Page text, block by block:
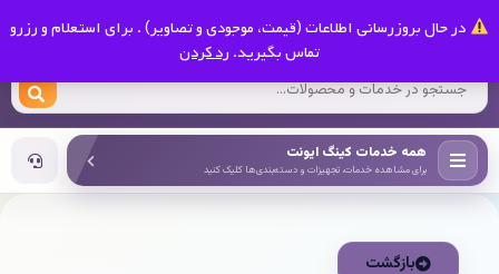
در حال بروزرسانی اطلاعات (قیمت، موجودی و تصاویر) . برای استعلام و رزرو
تماس بگیرید. رد کردن
کینگ ایونت
همه خدمات کینگ ایونت
برای مشاهده خدمات، تجهیزات و دسته‌بندی‌ها کلیک کنید
بازگشت